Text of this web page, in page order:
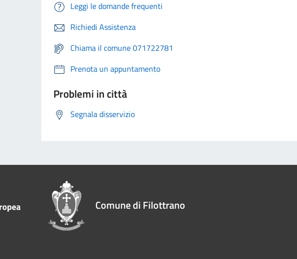
Leggi le domande frequenti
Richiedi Assistenza
Chiama il comune 071722781
Prenota un appuntamento
Problemi in città
Segnala disservizio
Comune di Filottrano